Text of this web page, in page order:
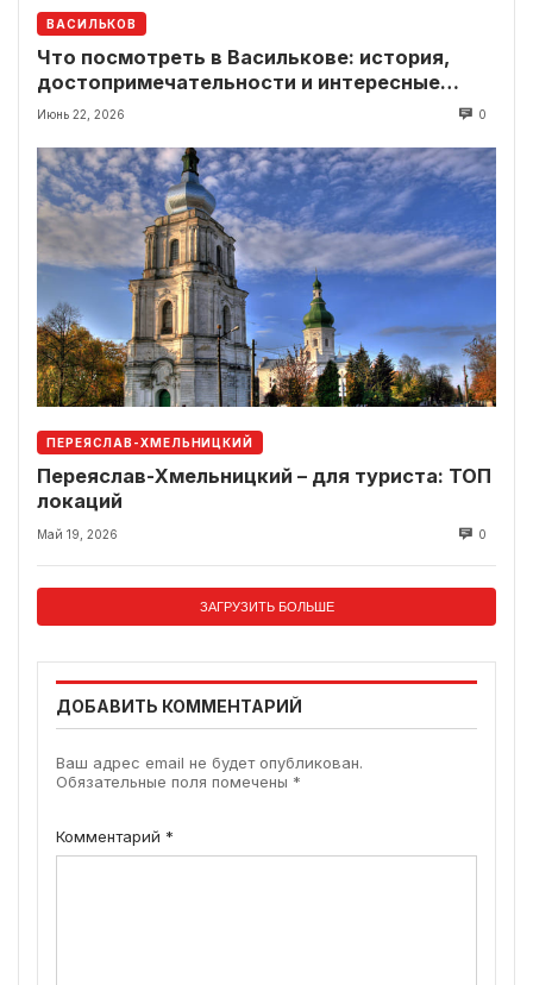
ВАСИЛЬКОВ
Что посмотреть в Василькове: история,
достопримечательности и интересные
локации рядом
Июнь 22, 2026 0
ПЕРЕЯСЛАВ-ХМЕЛЬНИЦКИЙ
Переяслав-Хмельницкий – для туриста: ТОП
локаций
Май 19, 2026 0
ЗАГРУЗИТЬ БОЛЬШЕ
ДОБАВИТЬ КОММЕНТАРИЙ
Ваш адрес email не будет опубликован.
Обязательные поля помечены *
Комментарий *